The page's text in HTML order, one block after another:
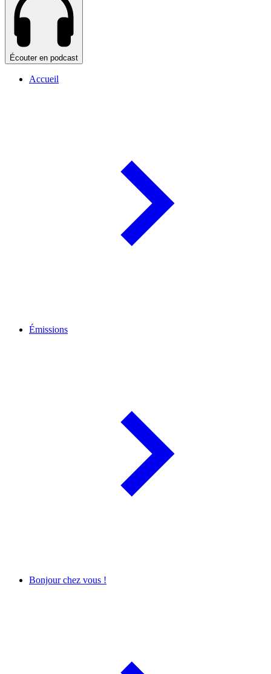
Écouter en podcast
Accueil
Émissions
Bonjour chez vous !